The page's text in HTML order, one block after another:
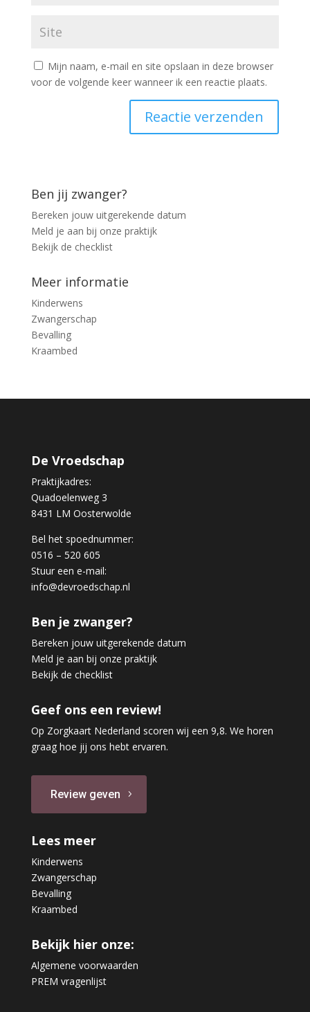
Mijn naam, e-mail en site opslaan in deze browser
voor de volgende keer wanneer ik een reactie plaats.
Ben jij zwanger?
Bereken jouw uitgerekende datum
Meld je aan bij onze praktijk
Bekijk de checklist
Meer informatie
Kinderwens
Zwangerschap
Bevalling
Kraambed
De Vroedschap
Praktijkadres:
Quadoelenweg 3
8431 LM Oosterwolde
Bel het spoednummer:
0516 – 520 605
Stuur een e-mail:
info@devroedschap.nl
Ben je zwanger?
Bereken jouw uitgerekende datum
Meld je aan bij onze praktijk
Bekijk de checklist
Geef ons een review!
Op Zorgkaart Nederland scoren wij een 9,8. We horen
graag hoe jij ons hebt ervaren.
Review geven
Lees meer
Kinderwens
Zwangerschap
Bevalling
Kraambed
Bekijk hier onze:
Algemene voorwaarden
PREM vragenlijst